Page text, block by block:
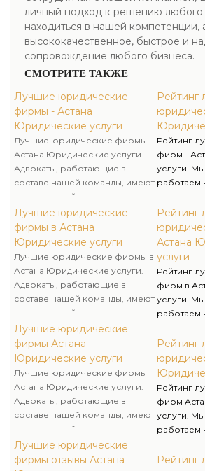
личный подход к решению любого
находиться в нашей компетенции,
высококачественное, быстрое и
сопровождение любого бизнеса.
СМОТРИТЕ ТАКЖЕ
Лучшие юридические
фирмы - Астана
Юридические услуги
Лучшие юридические фирмы -
Астана Юридические услуги.
Адвокаты, работающие в
составе нашей команды, имеют
значительный опыт
адвокатской деятельности и
гарантируют защиту наших
клиентов от обвинения в
совершении правонарушений
в рамках производства.
Лучшие юридические
фирмы в Астана
Юридические услуги
Лучшие юридические фирмы в
Астана Юридические услуги.
Адвокаты, работающие в
составе нашей команды, имеют
значительный опыт
адвокатской деятельности и
гарантируют защиту наших
клиентов от обвинения в
совершении правонарушений
в рамках производства.
Лучшие юридические
фирмы Астана
Юридические услуги
Лучшие юридические фирмы
Астана Юридические услуги.
Адвокаты, работающие в
составе нашей команды, имеют
значительный опыт
адвокатской деятельности и
гарантируют защиту наших
Лучшие юридические
фирмы отзывы Астана
Рейтинг
Рейтинг
фирм -
услуги.
работаем
успеха
развитием
мы его
Рейтинг
Астана
услуги
Рейтинг
фирм в
услуги.
работаем
успеха
мы его
Рейтинг
Рейтинг
фирм
услуги.
работаем
Рейтинг